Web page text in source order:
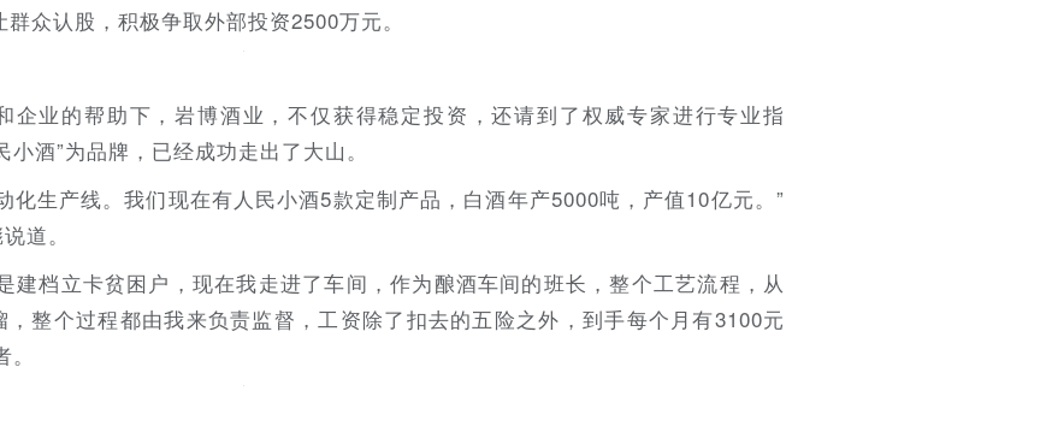
众认股，积极争取外部投资2500万元。
企业的帮助下，岩博酒业，不仅获得稳定投资，还请到了权威专家进行专业指
酒”为品牌，已经成功走出了大山。
化生产线。我们现在有人民小酒5款定制产品，白酒年产5000吨，产值10亿元。”
道。
建档立卡贫困户，现在我走进了车间，作为酿酒车间的班长，整个工艺流程，从
整个过程都由我来负责监督，工资除了扣去的五险之外，到手每个月有3100元